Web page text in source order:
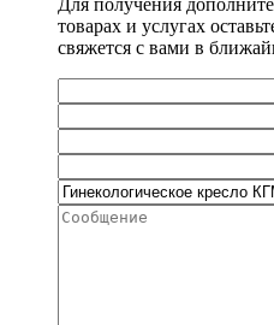
товарах и услугах
свяжется с вами в